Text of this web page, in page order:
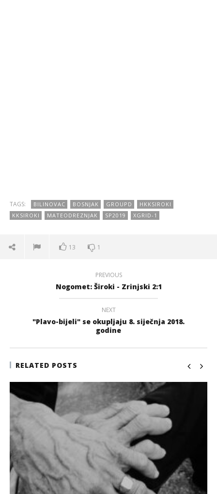
TAGS: BILINOVAC BOSNJAK GROUPD
HKKSIROKI
KKSIROKI
MATEODREZNJAK SP2019 XGRID-1
13 1
PREVIOUS
Nogomet: Široki - Zrinjski 2:1
NEXT
"Plavo-bijeli" se okupljaju 8. siječnja 2018.
godine
RELATED POSTS